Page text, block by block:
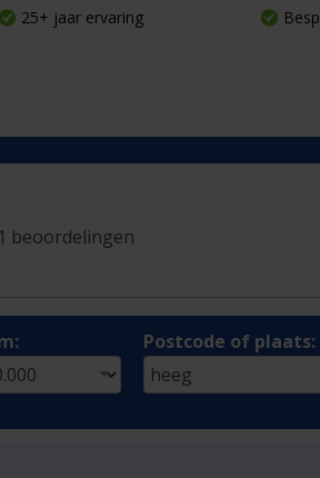
25+ jaar ervaring
beoordelingen
Postcode of plaats: